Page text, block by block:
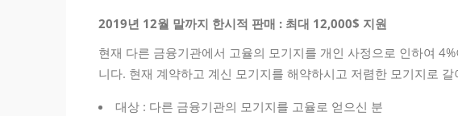
2019년 12월 말까지 한시적 판매 : 최대 12,000$ 지원
현재 다른 금융기관에서 고율의 모기지를 개인 사정으로 인하여
니다. 현재 계약하고 계신 모기지를 해약하시고 저렴한 모기지로
대상 : 다른 금융기관의 모기지를 고율로 얻으신 분